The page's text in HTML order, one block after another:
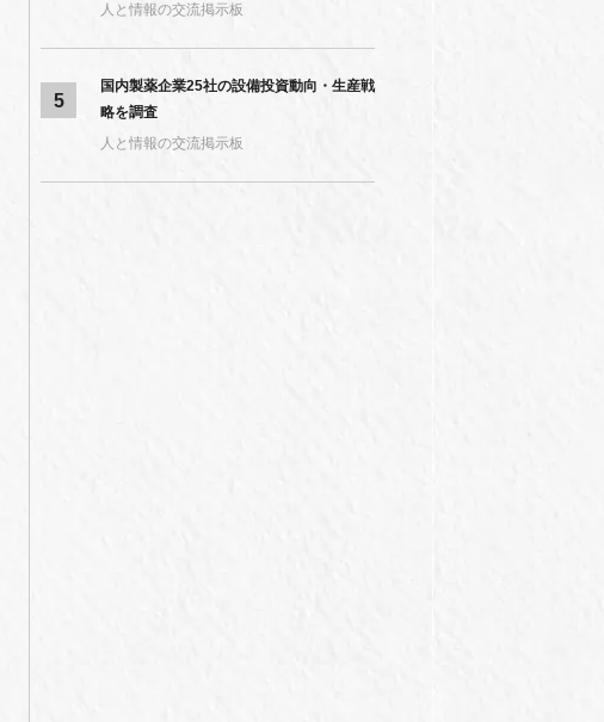
人と情報の交流掲示板
5
国内製薬企業25社の設備投資動向・生産戦
略を調査
人と情報の交流掲示板